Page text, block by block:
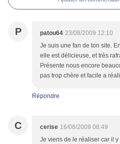
P patou64 23/08/2009 12:10
Je suis une fan de ton site.
elle est délicieuse, et très
Présente nous encore
pas trop chère et facile a
Répondre
C cerise 16/08/2009 08:49
Je viens de le réaliser car il